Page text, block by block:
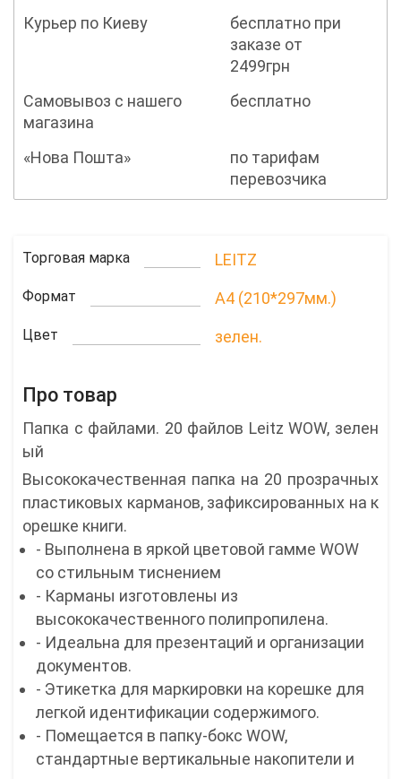
Курьер по Киеву
бесплатно при
заказе от
2499грн
Самовывоз с нашего
магазина
бесплатно
«Нова Пошта»
по тарифам
перевозчика
Торговая марка LEITZ
Формат A4 (210*297мм.)
Цвет зелен.
Про товар
Папка с файлами. 20 файлов Leitz WOW, зелен
ый
Высококачественная папка на 20 прозрачных
пластиковых карманов, зафиксированных на к
орешке книги.
- Выполнена в яркой цветовой гамме WOW
со стильным тиснением
- Карманы изготовлены из
высококачественного полипропилена.
- Идеальна для презентаций и организации
документов.
- Этикетка для маркировки на корешке для
легкой идентификации содержимого.
- Помещается в папку-бокс WOW,
стандартные вертикальные накопители и